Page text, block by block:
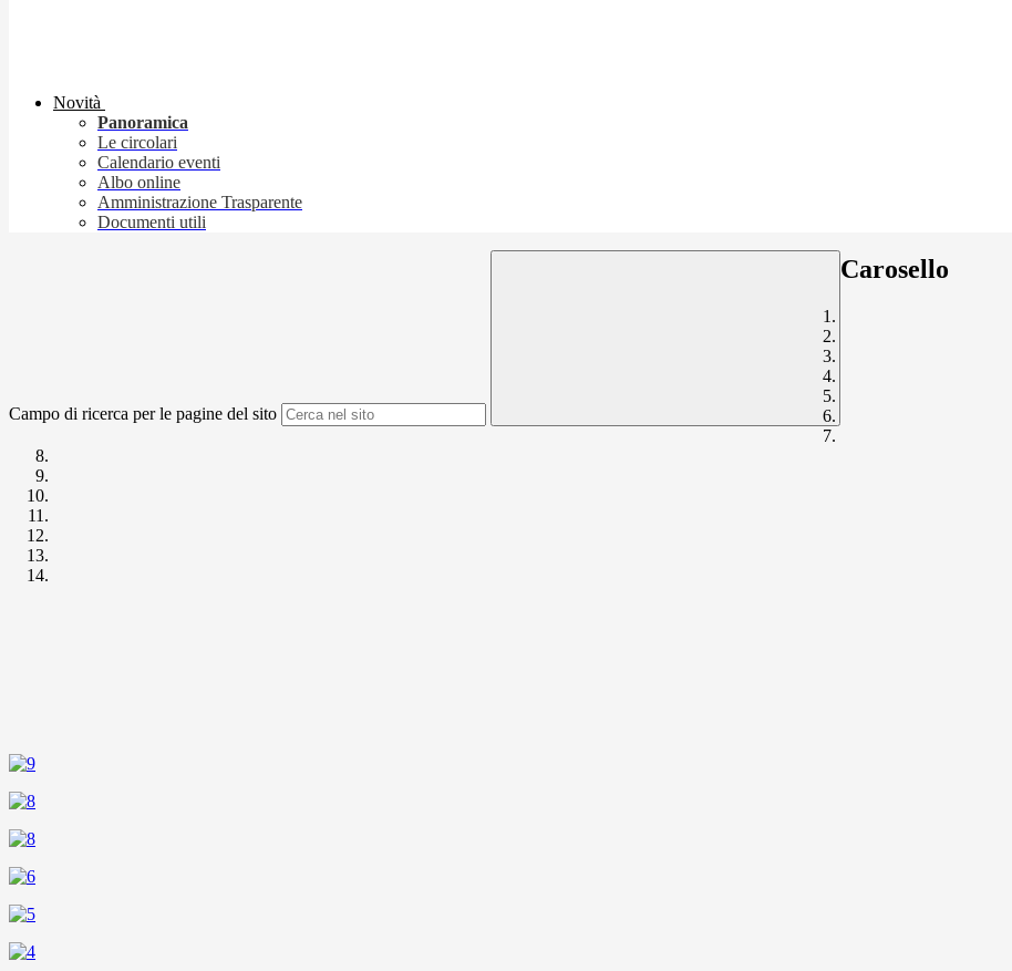
Novità
Panoramica
Le circolari
Calendario eventi
Albo online
Amministrazione Trasparente
Documenti utili
Campo di ricerca per le pagine del sito
Carosello